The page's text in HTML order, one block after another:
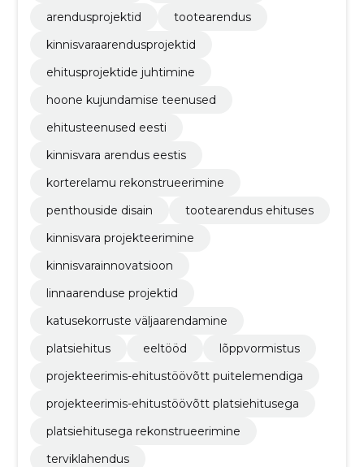
arendusprojektid
tootearendus
kinnisvaraarendusprojektid
ehitusprojektide juhtimine
hoone kujundamise teenused
ehitusteenused eesti
kinnisvara arendus eestis
korterelamu rekonstrueerimine
penthouside disain
tootearendus ehituses
kinnisvara projekteerimine
kinnisvarainnovatsioon
linnaarenduse projektid
katusekorruste väljaarendamine
platsiehitus
eeltööd
lõppvormistus
projekteerimis-ehitustöövõtt puitelemendiga
projekteerimis-ehitustöövõtt platsiehitusega
platsiehitusega rekonstrueerimine
terviklahendus